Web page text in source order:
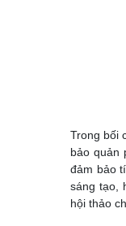
Trong bối
bảo quản
đảm bảo
sáng tạo,
hội thảo